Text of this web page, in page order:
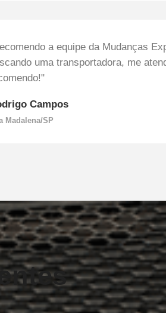
a equipe da Mudanças
uma transportadora, me
Campos
Madalena/SP